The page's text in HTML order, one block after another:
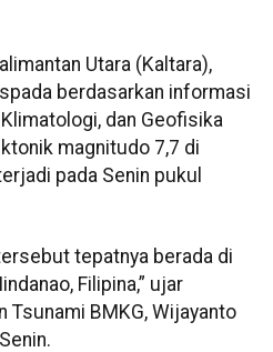
Utara (Kaltara),
berdasarkan informasi
dan Geofisika
magnitudo 7,7 di
pada Senin pukul
tepatnya berada di
Filipina,” ujar
Tsunami BMKG, Wijayanto